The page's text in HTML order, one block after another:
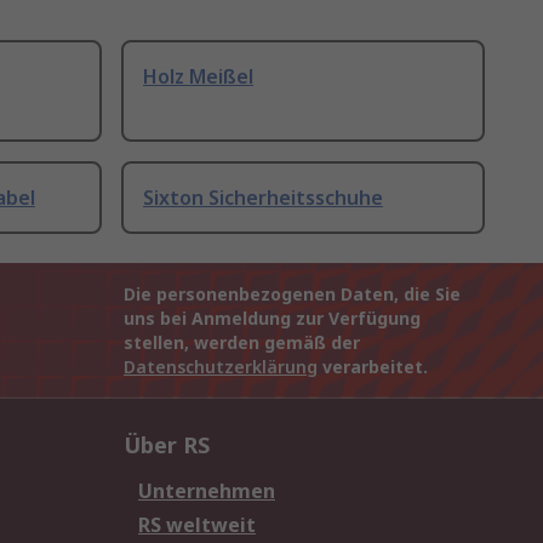
Holz Meißel
Sixton Sicherheitsschuhe
Die personenbezogenen Daten, die Sie
uns bei Anmeldung zur Verfügung
stellen, werden gemäß der
Datenschutzerklärung verarbeitet.
Über RS
Unternehmen
RS weltweit